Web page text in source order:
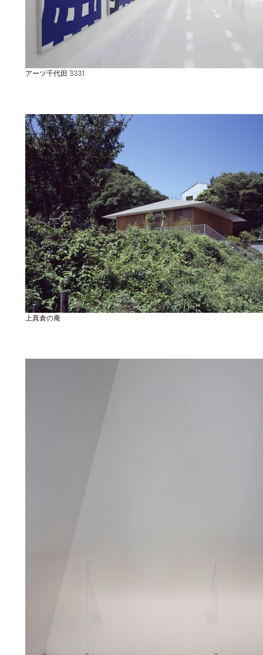
アーツ千代田 3331
上真倉の庵